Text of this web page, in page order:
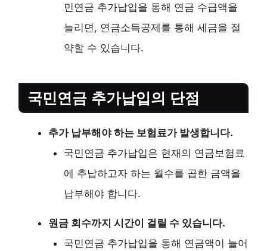
민연금 추가납입을 통해 연금 수급액을
늘리면, 연금소득공제를 통해 세금을 절
약할 수 있습니다.
국민연금 추가납입의 단점
추가 납부해야 하는 보험료가 발생합니다.
국민연금 추가납입은 현재의 연금보험료
에 추납하고자 하는 월수를 곱한 금액을
납부해야 합니다.
원금 회수까지 시간이 걸릴 수 있습니다.
국민연금 추가납입을 통해 연금액이 늘어